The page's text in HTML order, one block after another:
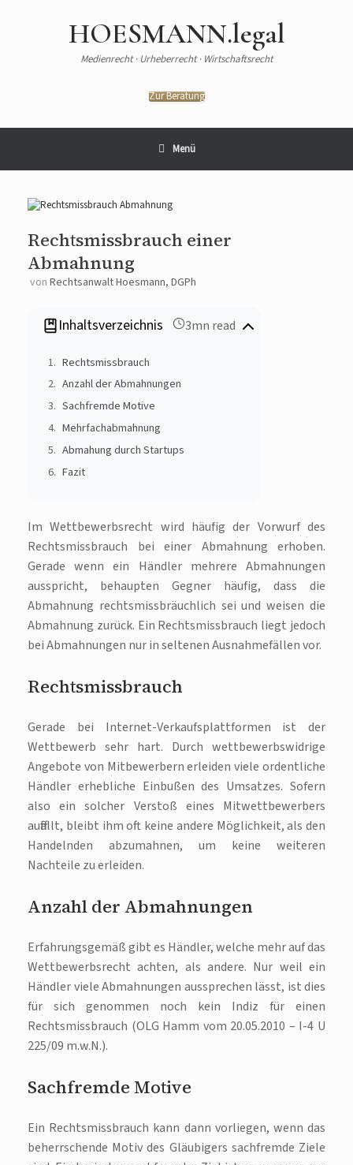
HOESMANN.legal
Medienrecht · Urheberrecht · Wirtschaftsrecht
Zur Beratung
Menü
Rechtsmissbrauch einer
Abmahnung
von Rechtsanwalt Hoesmann, DGPh
Inhaltsverzeichnis 3mn read
Rechtsmissbrauch
Anzahl der Abmahnungen
Sachfremde Motive
Mehrfachabmahnung
Abmahung durch Startups
Fazit
Im Wettbewerbsrecht wird häufig der Vorwurf des
Rechtsmissbrauch bei einer Abmahnung erhoben.
Gerade wenn ein Händler mehrere Abmahnungen
ausspricht, behaupten Gegner häufig, dass die
Abmahnung rechtsmissbräuchlich sei und weisen die
Abmahnung zurück. Ein Rechtsmissbrauch liegt jedoch
bei Abmahnungen nur in seltenen Ausnahmefällen vor.
Rechtsmissbrauch
Gerade bei Internet-Verkaufsplattformen ist der
Wettbewerb sehr hart. Durch wettbewerbswidrige
Angebote von Mitbewerbern erleiden viele ordentliche
Händler erhebliche Einbußen des Umsatzes. Sofern
also ein solcher Verstoß eines Mitwettbewerbers
auffällt, bleibt ihm oft keine andere Möglichkeit, als den
Handelnden abzumahnen, um keine weiteren
Nachteile zu erleiden.
Anzahl der Abmahnungen
Erfahrungsgemäß gibt es Händler, welche mehr auf das
Wettbewerbsrecht achten, als andere. Nur weil ein
Händler viele Abmahnungen aussprechen lässt, ist dies
für sich genommen noch kein Indiz für einen
Rechtsmissbrauch (OLG Hamm vom 20.05.2010 – I-4 U
225/09 m.w.N.).
Sachfremde Motive
Ein Rechtsmissbrauch kann dann vorliegen, wenn das
beherrschende Motiv des Gläubigers sachfremde Ziele